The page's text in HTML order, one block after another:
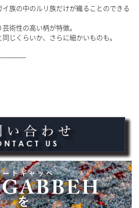
族の中のルリ族だけが織ることのできる
術性の高い柄が特徴。
じくらいか、さらに細かいものも。